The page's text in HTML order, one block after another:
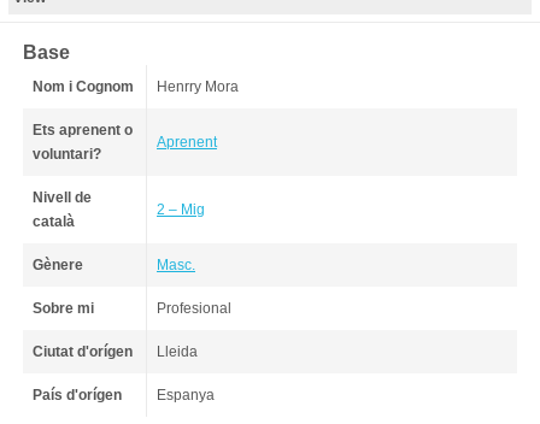
Base
Nom i Cognom Henrry Mora
Ets aprenent o
voluntari?
Aprenent
Nivell de
català
2 – Mig
Gènere Masc.
Sobre mi Profesional
Ciutat d'orígen Lleida
País d'orígen Espanya